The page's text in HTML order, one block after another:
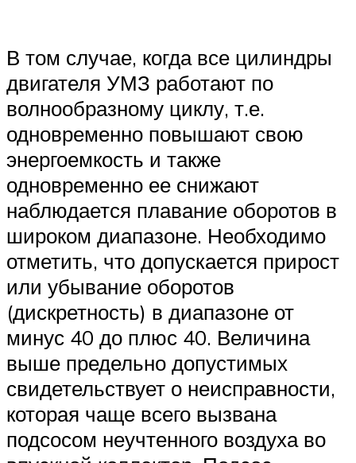
В том случае, когда все цилиндры
двигателя УМЗ работают по
волнообразному циклу, т.е.
одновременно повышают свою
энергоемкость и также
одновременно ее снижают
наблюдается плавание оборотов в
широком диапазоне. Необходимо
отметить, что допускается прирост
или убывание оборотов
(дискретность) в диапазоне от
минус 40 до плюс 40. Величина
выше предельно допустимых
свидетельствует о неисправности,
которая чаще всего вызвана
подсосом неучтенного воздуха во